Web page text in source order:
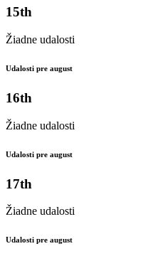
15th
Žiadne udalosti
Udalosti pre august
16th
Žiadne udalosti
Udalosti pre august
17th
Žiadne udalosti
Udalosti pre august